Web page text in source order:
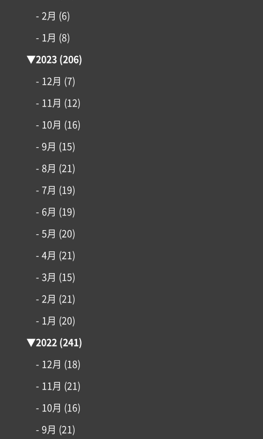
- 2月 (6)
- 1月 (8)
▼2023(206)
- 12月 (7)
- 11月 (12)
- 10月 (16)
- 9月 (15)
- 8月 (21)
- 7月 (19)
- 6月 (19)
- 5月 (20)
- 4月 (21)
- 3月 (15)
- 2月 (21)
- 1月 (20)
▼2022(241)
- 12月 (18)
- 11月 (21)
- 10月 (16)
- 9月 (21)